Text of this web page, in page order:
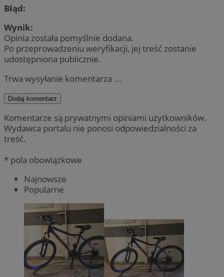
Błąd:
Wynik:
Opinia została pomyślnie dodana.
Po przeprowadzeniu weryfikacji, jej treść zostanie
udostępniona publicznie.
Trwa wysyłanie komentarza ...
Dodaj komentarz
Komentarze są prywatnymi opiniami użytkowników.
Wydawca portalu nie ponosi odpowiedzialności za
treść.
* pola obowiązkowe
Najnowsze
Popularne